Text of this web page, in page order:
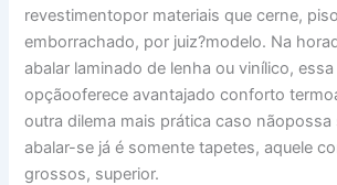
revestimentopor materiais que cerne,
emborrachado, por juiz?modelo. Na
abalar laminado de lenha ou vinílico,
opçãooferece avantajado conforto
outra dilema mais prática caso
abalar-se já é somente tapetes, aquele
grossos, superior.